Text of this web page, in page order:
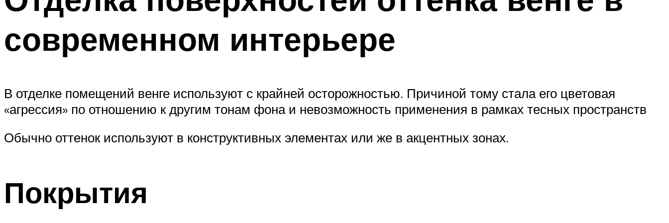
современном интерьере
В отделке помещений венге используют с крайней осторожностью. Причиной тому стала его цветовая
«агрессия» по отношению к другим тонам фона и невозможность применения в рамках тесных пространств
Обычно оттенок используют в конструктивных элементах или же в акцентных зонах.
Покрытия